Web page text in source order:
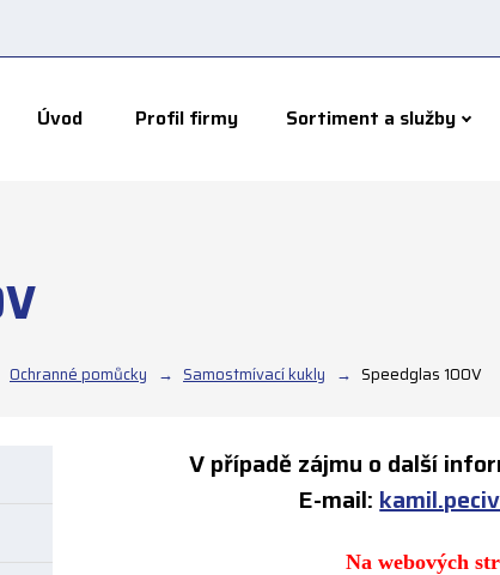
Úvod Profil firmy Sortiment a služby
Ochranné pomůcky Samostmívací kukly Speedglas 100V
V případě zájmu o další
E-mail:
Na webových